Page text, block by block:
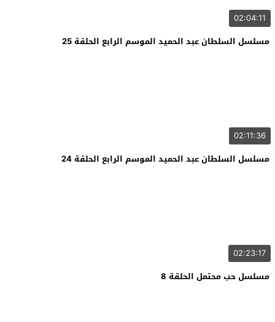
02:04:11
مسلسل السلطان عبد الحميد الموسم الرابع الحلقة 25
02:11:36
مسلسل السلطان عبد الحميد الموسم الرابع الحلقة 24
02:23:17
مسلسل حب محتمل الحلقة 8